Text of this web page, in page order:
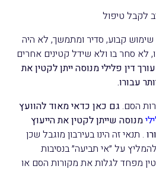
לקבל טיפול
קבוע, סדיר ומתמשך, לא היה
לא סחר בו ולא שידל קטינים אחרים
דין פלילי מנוסה ייתן לקטין את
עבורו.
הסם. גם כאן כדאי מאוד להוועץ
מנוסה שייתן לקטין את הייעוץ
. תנאי זה הינו בעירבון מוגבל שכן
על ״אי תביעה״ בנסיבות
מפחד לגלות את מקורות הסם או